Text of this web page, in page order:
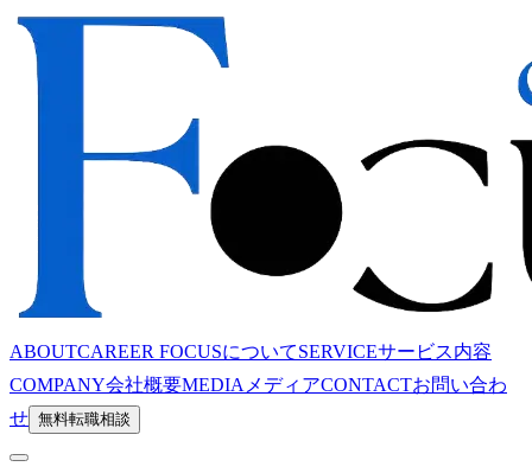
ABOUTCAREER FOCUSについてSERVICEサービス内容
COMPANY会社概要MEDIA メディアCONTACTお問い合わ
せ 無料転職相談